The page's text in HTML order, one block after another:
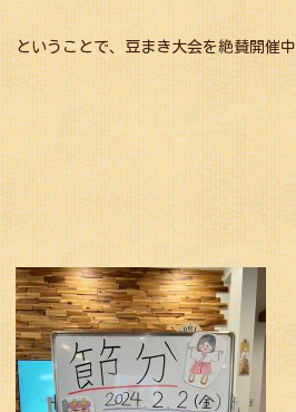
ということで、豆まき大会を絶賛開催中